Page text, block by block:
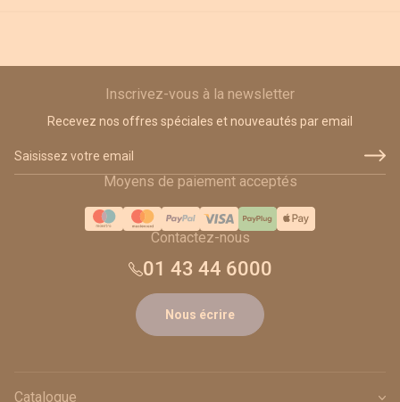
Inscrivez-vous à la newsletter
Recevez nos offres spéciales et nouveautés par email
Moyens de paiement acceptés
Contactez-nous
01 43 44 6000
Nous écrire
Catalogue